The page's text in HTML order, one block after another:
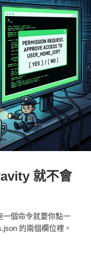
就不會
一個命令就要你點一
的兩個欄位裡。